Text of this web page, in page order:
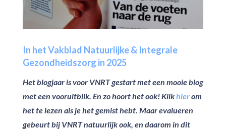
In het Vakblad Natuurlijke & Integrale
Gezondheidszorg in 2025
Het blogjaar is voor VNRT gestart met een mooie blog
met een vooruitblik. En zo hoort het ook! Klikhierom
het te lezen als je het gemist hebt. Maar evalueren
gebeurt bij VNRT natuurlijk ook, en daarom in dit